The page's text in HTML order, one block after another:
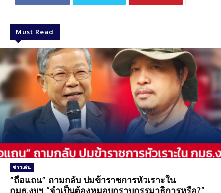
Must Read
ข่าวเด่น
“ถือแถน” ถามกลับ ปมข้าราชการหัวเราะใน
กมธ.งบฯ “จำเป็นต้องหมอบกราบกรรมาธิการหรือ?”